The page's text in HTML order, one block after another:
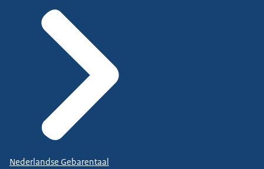
Nederlandse Gebarentaal